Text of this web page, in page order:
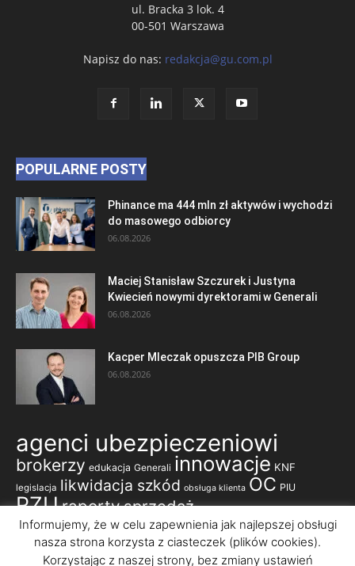
ul. Bracka 3 lok. 4
00-501 Warszawa
Napisz do nas: redakcja@gu.com.pl
POPULARNE POSTY
Phinance ma 444 mln zł aktywów i wychodzi
do masowego odbiorcy
06.08.2026
Maciej Stanisław Szczurek i Justyna
Kwiecień nowymi dyrektorami w Generali
06.08.2026
Kacper Mleczak opuszcza PIB Group
06.08.2026
agenci ubezpieczeniowi
brokerzy edukacja Generali innowacje KNF
legislacja likwidacja szkód obsługa klienta OC PIU
PZUraportysprzedaż
ubezpieczenia komunikacyjne
ubezpieczenia korporacyjne ubezpieczenia majątkowe
Informujemy, że w celu zapewnienia jak najlepszej obsługi
nasza strona korzysta z ciasteczek (plików cookies).
Korzystając z naszej strony, bez zmiany ustawień